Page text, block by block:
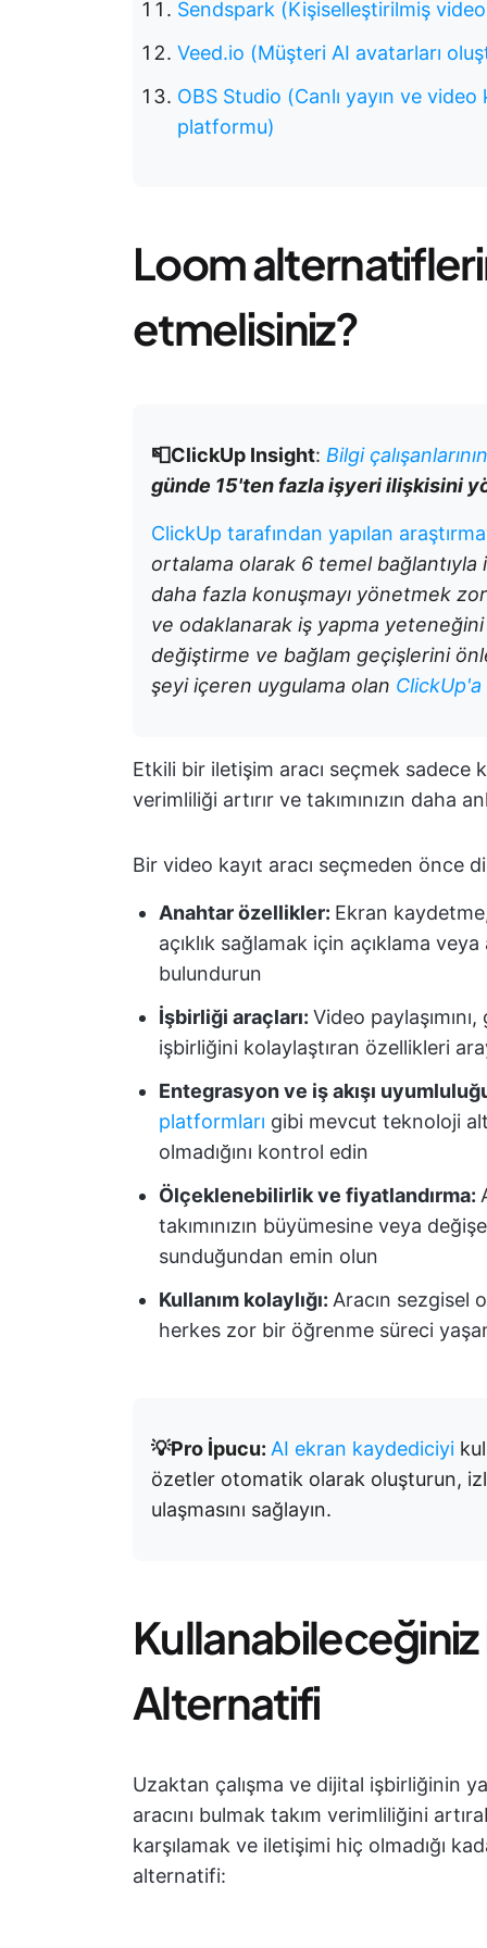
Sendspark (Kişiselleştirilmiş
Veed.io (Müşteri AI avatarları
OBS Studio (Canlı yayın ve
platformu)
Loom
etmelisiniz?
📮ClickUp Insight: Bilgi
günde 15'ten fazla işyeri ilişkisini
ClickUp tarafından yapılan
ortalama olarak 6 temel
daha fazla konuşmayı yönetmek
ve odaklanarak iş yapma
değiştirme ve bağlam geçişlerini
şeyi içeren uygulama olan ClickUp'a
Etkili bir iletişim aracı seçmek sadece
verimliliği artırır ve takımınızın daha
Bir video kayıt aracı seçmeden önce
Anahtar özellikler: Ekran
açıklık sağlamak için açıklama
bulundurun
İşbirliği araçları: Video
işbirliğini kolaylaştıran özellikleri
Entegrasyon ve iş akışı
platformları gibi mevcut teknoloji
olmadığını kontrol edin
Ölçeklenebilirlik ve fiyatlandırma:
takımınızın büyümesine veya
sunduğundan emin olun
Kullanım kolaylığı: Aracın sezgisel
herkes zor bir öğrenme süreci
💡Pro İpucu: AI ekran kaydediciyi
özetler otomatik olarak oluşturun,
ulaşmasını sağlayın.
Kullanabileceğiniz
Alternatifi
Uzaktan çalışma ve dijital işbirliğinin
aracını bulmak takım verimliliğini
karşılamak ve iletişimi hiç olmadığı
alternatifi: